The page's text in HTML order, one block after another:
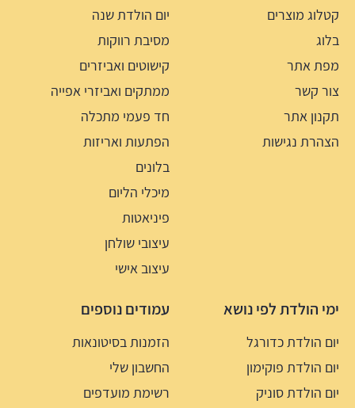
קטלוג מוצרים
בלוג
מפת אתר
צור קשר
תקנון אתר
הצהרת נגישות
יום הולדת שנה
מסיבת רווקות
קישוטים ואביזרים
ממתקים ואביזרי אפייה
חד פעמי מתכלה
הפתעות ואריזות
בלונים
מיכלי הליום
פיניאטות
עיצובי שולחן
עיצוב אישי
ימי הולדת לפי נושא
יום הולדת כדורגל
יום הולדת פוקימון
יום הולדת סוניק
עמודים נוספים
הזמנות בסיטונאות
החשבון שלי
רשימת מועדפים